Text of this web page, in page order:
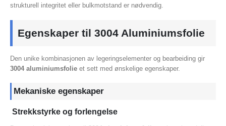
strukturell integritet eller bulkmotstand er nødvendig.
Egenskaper til 3004 Aluminiumsfolie
Den unike kombinasjonen av legeringselementer og bearbeiding gir
3004 aluminiumsfolie et sett med ønskelige egenskaper.
Mekaniske egenskaper
Strekkstyrke og forlengelse